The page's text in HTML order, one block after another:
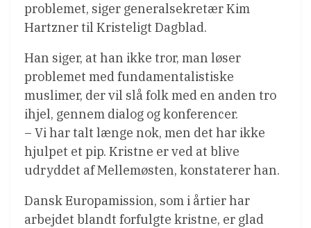
problemet, siger generalsekretær Kim
Hartzner til Kristeligt Dagblad.
Han siger, at han ikke tror, man løser
problemet med fundamentalistiske
muslimer, der vil slå folk med en anden tro
ihjel, gennem dialog og konferencer.
– Vi har talt længe nok, men det har ikke
hjulpet et pip. Kristne er ved at blive
udryddet af Mellemøsten, konstaterer han.
Dansk Europamission, som i årtier har
arbejdet blandt forfulgte kristne, er glad